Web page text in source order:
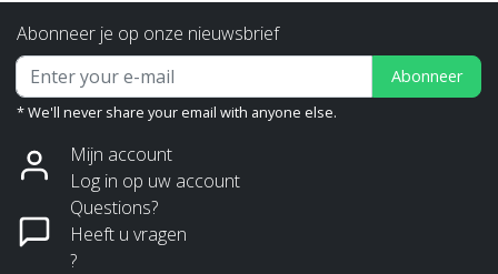
Abonneer je op onze nieuwsbrief
Abonneer
* We'll never share your email with anyone else.
Mijn account
Log in op uw account
Questions?
Heeft u vragen
?